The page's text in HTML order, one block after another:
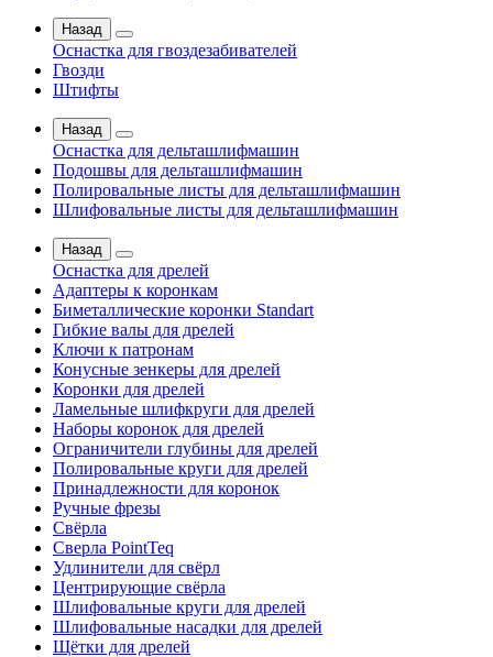
Назад
Оснастка для гвоздезабивателей
Гвозди
Штифты
Назад
Оснастка для дельташлифмашин
Подошвы для дельташлифмашин
Полировальные листы для дельташлифмашин
Шлифовальные листы для дельташлифмашин
Назад
Оснастка для дрелей
Адаптеры к коронкам
Биметаллические коронки Standart
Гибкие валы для дрелей
Ключи к патронам
Конусные зенкеры для дрелей
Коронки для дрелей
Ламельные шлифкруги для дрелей
Наборы коронок для дрелей
Ограничители глубины для дрелей
Полировальные круги для дрелей
Принадлежности для коронок
Ручные фрезы
Свёрла
Сверла PointTeq
Удлинители для свёрл
Центрирующие свёрла
Шлифовальные круги для дрелей
Шлифовальные насадки для дрелей
Щётки для дрелей